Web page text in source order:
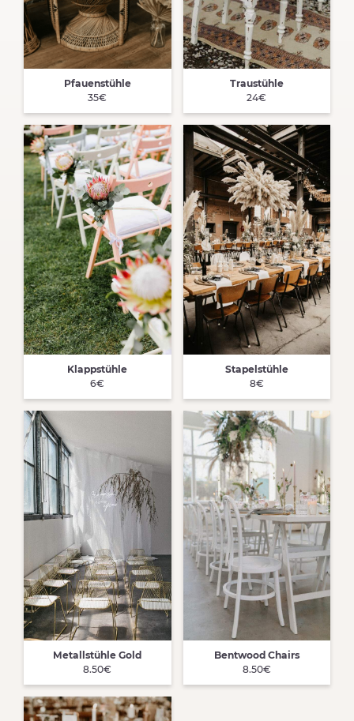
Pfauenstühle
35€
Traustühle
24€
Klappstühle
6€
Stapelstühle
8€
Metallstühle Gold
8.50€
Bentwood Chairs
8.50€